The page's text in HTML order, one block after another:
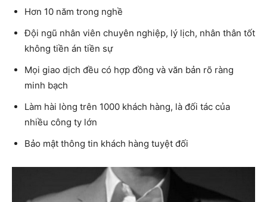
Hơn 10 năm trong nghề
Đội ngũ nhân viên chuyên nghiệp, lý lịch, nhân thân tốt
không tiền án tiền sự
Mọi giao dịch đều có hợp đồng và văn bản rõ ràng
minh bạch
Làm hài lòng trên 1000 khách hàng, là đối tác của
nhiều công ty lớn
Bảo mật thông tin khách hàng tuyệt đối